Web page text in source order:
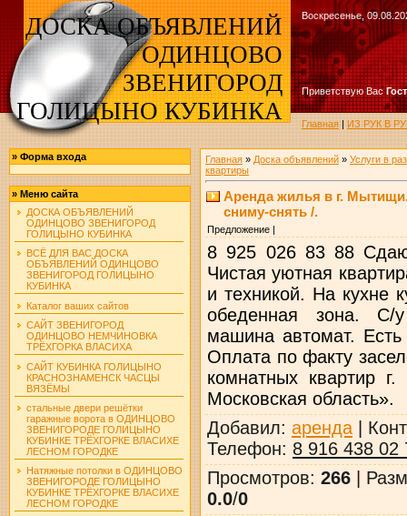
ДОСКА ОБЪЯВЛЕНИЙ
ОДИНЦОВО
ЗВЕНИГОРОД
ГОЛИЦЫНО КУБИНКА
Воскресенье,
Приветствую Вас
Главная|ИЗ РУК В
» Форма входа
» Меню сайта
ДОСКА ОБЪЯВЛЕНИЙ
ОДИНЦОВО ЗВЕНИГОРОД
ГОЛИЦЫНО КУБИНКА
ВСЁ ДЛЯ ВАС ДОСКА
ОБЪЯВЛЕНИЙ ОДИНЦОВО
ЗВЕНИГОРОД ГОЛИЦЫНО
КУБИНКА
Каталог ваших сайтов
САЙТ ЗВЕНИГОРОД
ОДИНЦОВО НЕМЧИНОВКА
ТРЁХГОРКА ВЛАСИХА
САЙТ КУБИНКА ГОЛИЦЫНО
КРАСНОЗНАМЕНСК ЧАСЦЫ
ВЯЗЁМЫ
стальные двери решётки
гаражные ворота в ОДИНЦОВО
ЗВЕНИГОРОДЕ ГОЛИЦЫНО
КУБИНКЕ ТРЁХГОРКЕ ВЛАСИХЕ
ЛЕСНОМ ГОРОДКЕ
Натяжные потолки в ОДИНЦОВО
ЗВЕНИГОРОДЕ ГОЛИЦЫНО
КУБИНКЕ ТРЁХГОРКЕ ВЛАСИХЕ
ЛЕСНОМ ГОРОДКЕ
Главная» Доска объявлений» Услуги в
квартиры
Аренда жилья в г.
сниму-снять /.
Предложение |
8 925 026 83 88
Чистая уютная
и техникой. На кухне
обеденная зона. С/
машина автомат.
Оплата по факту
комнатных квартир
Московская область».
Добавил: аренда|
Телефон: 8 916 438 02
Просмотров: 266|
0.0/0